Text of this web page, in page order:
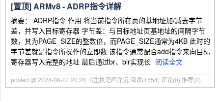
[置顶]ARMv8 - ADRP指令详解
摘要： ADRP指令 作用 将当前指令所在页的基地址加/减去字节
差，并写入目标寄存器 字节差：与目标地址页基地址的间隔字节
数，其为PAGE_SIZE的整数倍，而PAGE_SIZE通常为4KB 此时的
字节差就是指令所操作的立即数 该指令通常配合add指令来向目标
寄存器写入完整的地址 最后通过br、blr实现长 阅读全文
posted @ 2024-08-04 20:26 书生执笔画浮沉 阅读(1554) 评论(0) 推荐(0)